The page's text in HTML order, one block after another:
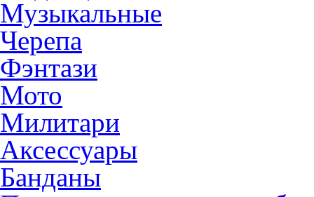
Музыкальные
Черепа
Фэнтази
Мото
Милитари
Аксессуары
Банданы